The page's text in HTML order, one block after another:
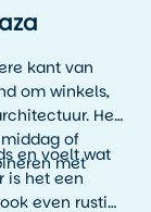
kant van
om winkels,
Het
of
met
en voelt wat
is het een
even rustig